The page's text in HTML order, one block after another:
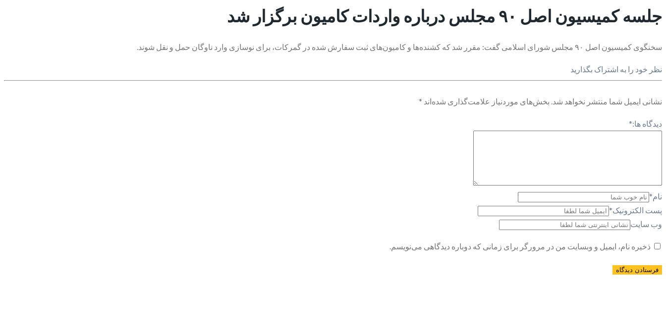
جلسه کمیسیون اصل ۹۰ مجلس درباره واردات کامیون برگزار شد
سخنگوی کمیسیون اصل ۹۰ مجلس شورای اسلامی گفت: مقرر شد که کشنده‌ها و کامیون‌های ثبت سفارش شده در گمرکات، برای نوسازی وارد ناوگان حمل و نقل شوند.
نظر خود را به اشتراک بگذارید
نشانی ایمیل شما منتشر نخواهد شد. بخش‌های موردنیاز علامت‌گذاری شده‌اند *
دیدگاه ها:*
نام*
پست الکترونیک*
وب سایت
ذخیره نام، ایمیل و وبسایت من در مرورگر برای زمانی که دوباره دیدگاهی می‌نویسم.